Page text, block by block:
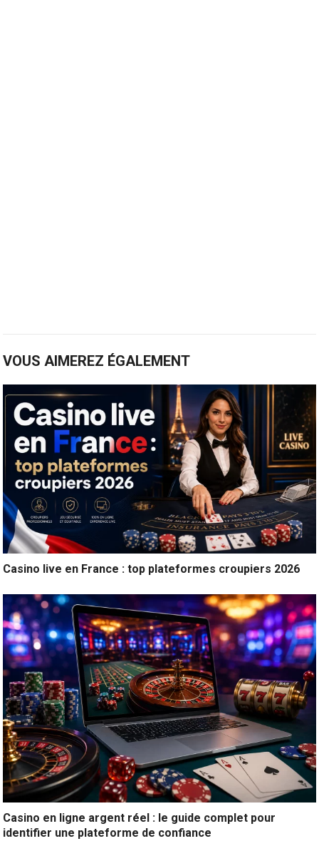
VOUS AIMEREZ ÉGALEMENT
Casino live en France : top plateformes croupiers 2026
Casino en ligne argent réel : le guide complet pour
identifier une plateforme de confiance